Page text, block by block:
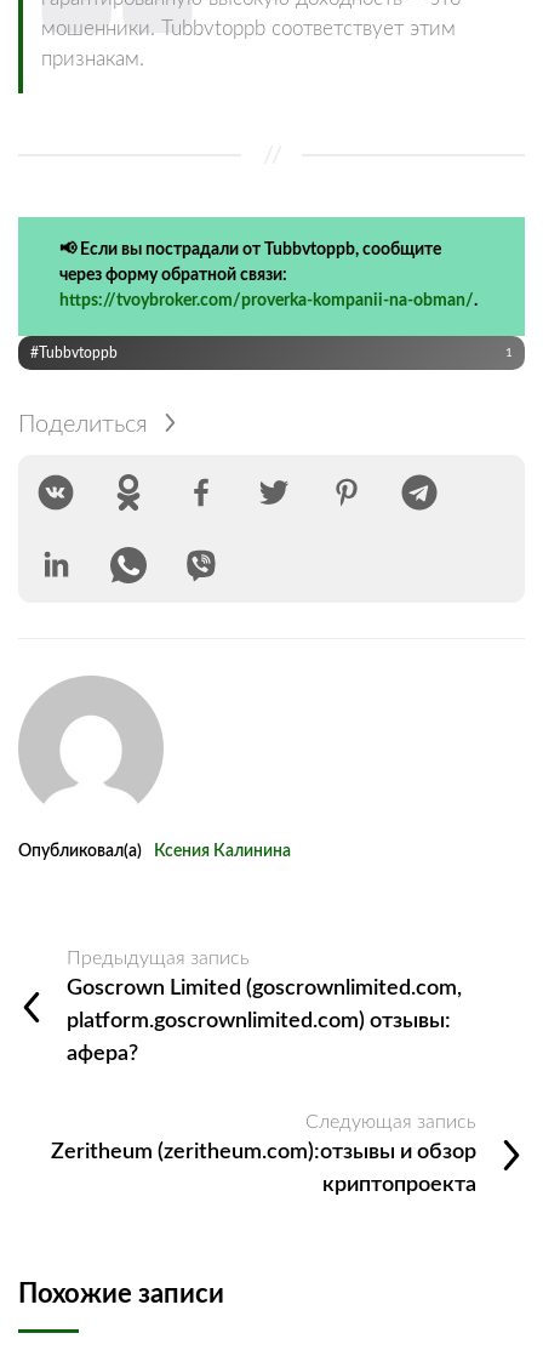
мошенники. Tubbvtoppb соответствует этим
признакам.
📢 Если вы пострадали от Tubbvtoppb, сообщите
через форму обратной связи:
https://tvoybroker.com/proverka-kompanii-na-obman/.
#Tubbvtoppb 1
Поделиться
Опубликовал(а) Ксения Калинина
Предыдущая запись
Goscrown Limited (goscrownlimited.com,
platform.goscrownlimited.com) отзывы:
афера?
Следующая запись
Zeritheum (zeritheum.com):отзывы и обзор
криптопроекта
Похожие записи